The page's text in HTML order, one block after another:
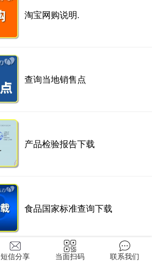
淘宝网购说明.
查询当地销售点
产品检验报告下载
食品国家标准查询下载
短信分享 当面扫码 联系我们